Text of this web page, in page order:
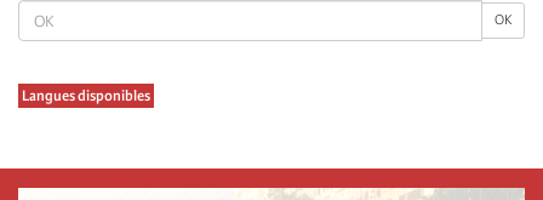
OK OK
Langues disponibles